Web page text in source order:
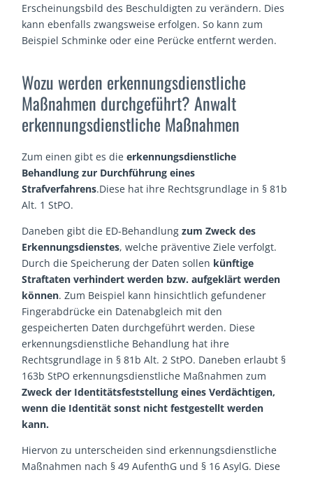
Erscheinungsbild des Beschuldigten zu verändern. Dies
kann ebenfalls zwangsweise erfolgen. So kann zum
Beispiel Schminke oder eine Perücke entfernt werden.
Wozu werden erkennungsdienstliche
Maßnahmen durchgeführt? Anwalt
erkennungsdienstliche Maßnahmen
Zum einen gibt es dieerkennungsdienstliche
Behandlung zur Durchführung eines
Strafverfahrens.Diese hat ihre Rechtsgrundlage in § 81b
Alt. 1 StPO.
Daneben gibt die ED-Behandlungzum Zweck des
Erkennungsdienstes, welche präventive Ziele verfolgt.
Durch die Speicherung der Daten sollen künftige
Straftaten verhindert werden bzw. aufgeklärt werden
können. Zum Beispiel kann hinsichtlich gefundener
Fingerabdrücke ein Datenabgleich mit den
gespeicherten Daten durchgeführt werden. Diese
erkennungsdienstliche Behandlung hat ihre
Rechtsgrundlage in § 81b Alt. 2 StPO. Daneben erlaubt §
163b StPO erkennungsdienstliche Maßnahmen zum
Zweck der Identitätsfeststellung eines Verdächtigen,
wenn die Identität sonst nicht festgestellt werden
kann.
Hiervon zu unterscheiden sind erkennungsdienstliche
Maßnahmen nach § 49 AufenthG und § 16 AsylG. Diese